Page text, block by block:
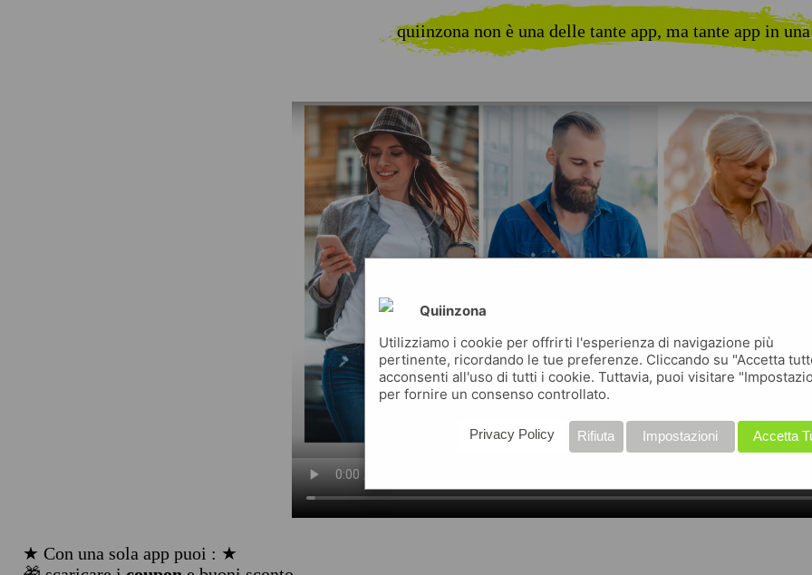
quiinzona non è una delle tante app, ma tante app in
★ Con una sola app puoi : ★
Quiinzona
Utilizziamo i cookie per offrirti l'esperienza di navigazione più
pertinente, ricordando le tue preferenze. Cliccando su "Accetta
acconsenti all'uso di tutti i cookie. Tuttavia, puoi visitare
per fornire un consenso controllato.
Accetta
Impostazioni
Rifiuta
Privacy Policy